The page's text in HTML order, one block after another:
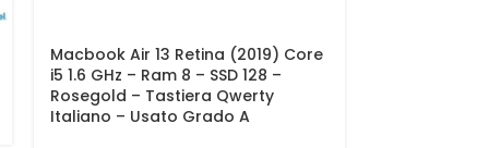
Macbook Air 13 Retina (2019) Core
i5 1.6 GHz – Ram 8 – SSD 128 –
Rosegold – Tastiera Qwerty
Italiano – Usato Grado A